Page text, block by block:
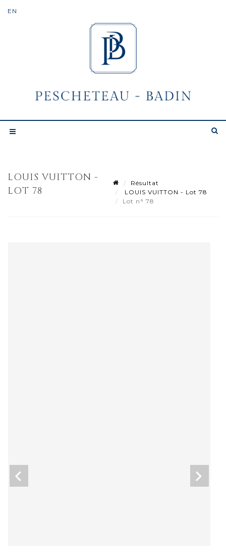
LOUIS VUITTON -
LOT 78
Résultat
LOUIS VUITTON - Lot 78
Lot n° 78